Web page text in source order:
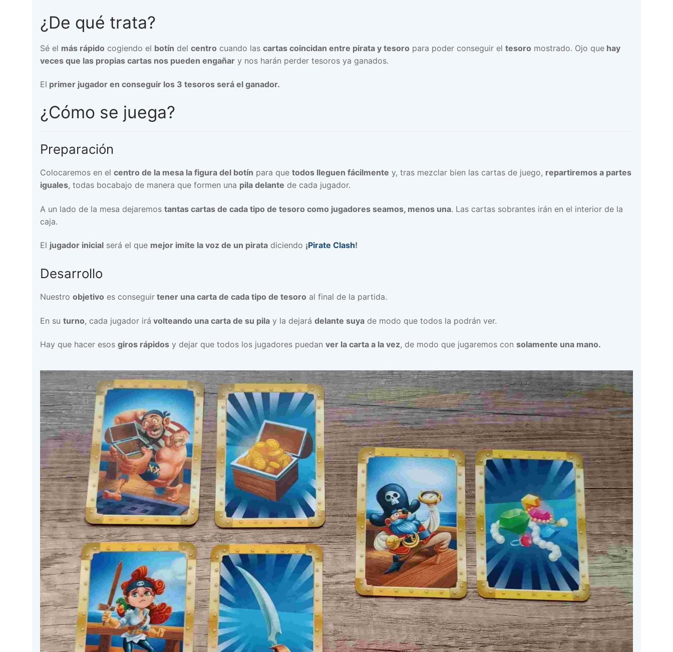
¿De qué trata?
Sé el más rápido cogiendo el botín del centro cuando las cartas coincidan entre pirata y tesoro para poder conseguir el tesoro mostrado. Ojo que hay
veces que las propias cartas nos pueden engañar y nos harán perder tesoros ya ganados.
El primer jugador en conseguir los 3 tesoros será el ganador.
¿Cómo se juega?
Preparación
Colocaremos en el centro de la mesa la figura del botín para que todos lleguen fácilmente y, tras mezclar bien las cartas de juego, repartiremos a partes
iguales, todas bocabajo de manera que formen una pila delante de cada jugador.
A un lado de la mesa dejaremos tantas cartas de cada tipo de tesoro como jugadores seamos, menos una. Las cartas sobrantes irán en el interior de la
caja.
El jugador inicial será el que mejor imite la voz de un pirata diciendo ¡Pirate Clash!
Desarrollo
Nuestro objetivo es conseguir tener una carta de cada tipo de tesoro al final de la partida.
En su turno, cada jugador irá volteando una carta de su pila y la dejará delante suya de modo que todos la podrán ver.
Hay que hacer esos giros rápidos y dejar que todos los jugadores puedan ver la carta a la vez, de modo que jugaremos con solamente una mano.